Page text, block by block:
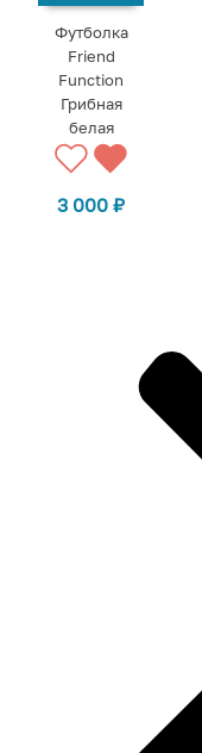
Футболка
Friend
Function
Грибная
белая
3 000₽